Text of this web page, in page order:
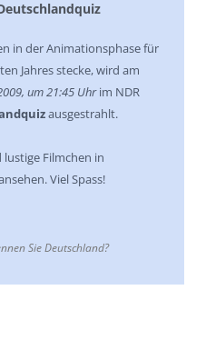
in der Animationsphase für
Jahres stecke, wird am
um 21:45 Uhrim NDR
ausgestrahlt.
Filmchen in
Viel Spass!
Sie Deutschland?